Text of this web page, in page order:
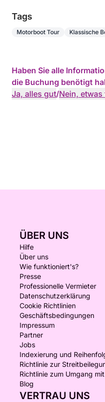
Tags
Motorboot Tour Klassische
Haben Sie alle
die Buchung benötigt
Ja, alles gut/Nein, etwas
ÜBER UNS
Hilfe
Über uns
Wie funktioniert's?
Presse
Professionelle Vermieter
Datenschutzerklärung
Cookie Richtlinien
Geschäftsbedingungen
Impressum
Partner
Jobs
Indexierung und
Richtlinie zur
Richtlinie zum Umgang
Blog
VERTRAU UNS